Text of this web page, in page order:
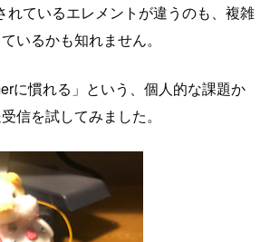
れているエレメントが違うのも、複雑
いるかも知れません。
に慣れる」という、個人的な課題か
信を試してみました。